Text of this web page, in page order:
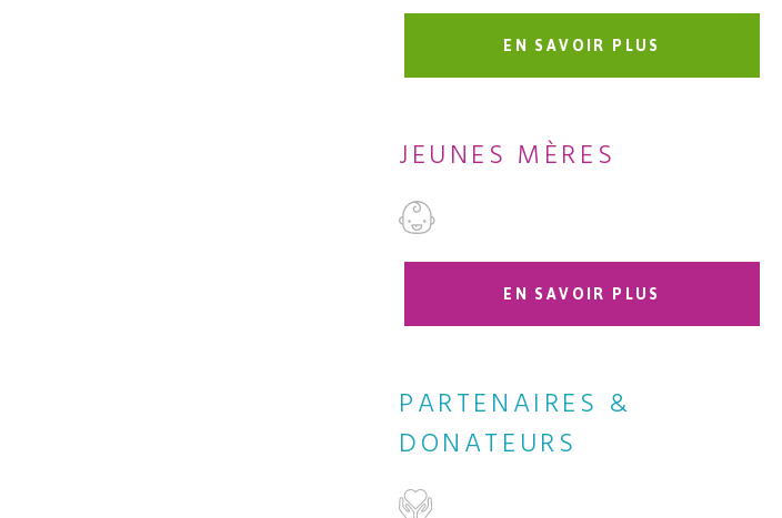
EN SAVOIR PLUS
JEUNES MÈRES
EN SAVOIR PLUS
PARTENAIRES &
DONATEURS